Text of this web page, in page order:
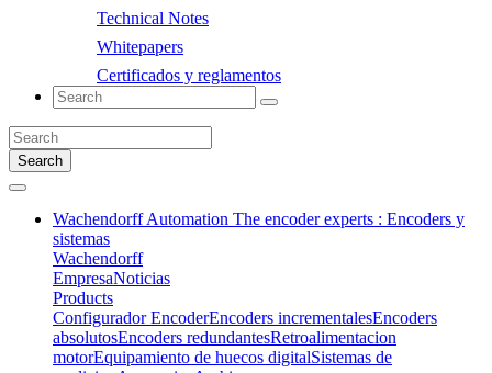
Technical Notes
Whitepapers
Certificados y reglamentos
Search
Wachendorff Automation The encoder experts : Encoders y
sistemas
Wachendorff
EmpresaNoticias
Products
Configurador EncoderEncoders incrementalesEncoders
absolutosEncoders redundantesRetroalimentacion
motorEquipamiento de huecos digitalSistemas de